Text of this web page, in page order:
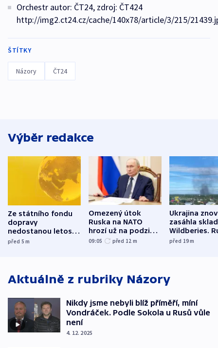
Orchestr autor: ČT24, zdroj: ČT424
http://img2.ct24.cz/cache/140x78/article/3/215/
ŠTÍTKY
Názory ČT24
Výběr redakce
Ze státního fondu
dopravy
nedostanou letos
kraje na silnice ani
před 5m
Omezený útok
Ruska na NATO
hrozí už na podzim,
varují tajné služby
09:05 před 12 m
Ukrajina
zasáhla
Wildberies.
útočili v
před 19m
Aktuálně z rubriky Názory
Nikdy jsme nebyli blíž příměří, míní
Vondráček. Podle Sokola u Rusů vůle
není
4. 12. 2025